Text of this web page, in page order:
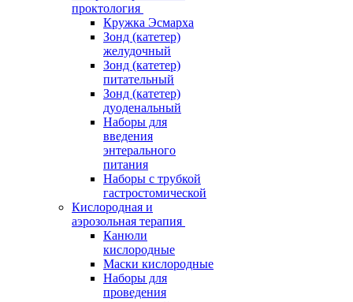
проктология
Кружка Эсмарха
Зонд (катетер)
желудочный
Зонд (катетер)
питательный
Зонд (катетер)
дуоденальный
Наборы для
введения
энтерального
питания
Наборы с трубкой
гастростомической
Кислородная и
аэрозольная терапия
Канюли
кислородные
Маски кислородные
Наборы для
проведения